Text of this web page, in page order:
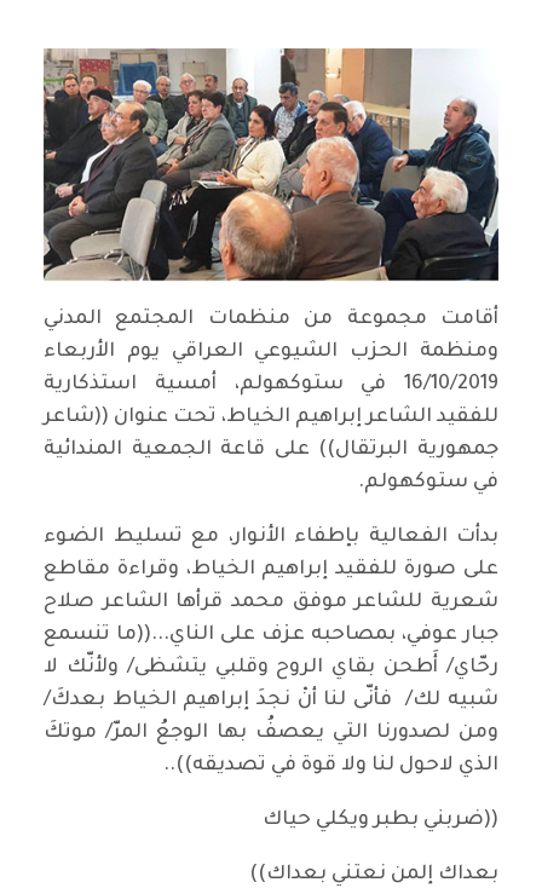
أقامت مجموعة من منظمات المجتمع المدني
ومنظمة الحزب الشيوعي العراقي يوم الأربعاء
16/10/2019 في ستوكهولم، أمسية استذكارية
للفقيد الشاعر إبراهيم الخياط، تحت عنوان ((شاعر
جمهورية البرتقال)) على قاعة الجمعية المندائية
في ستوكهولم.
بدأت الفعالية بإطفاء الأنوار، مع تسليط الضوء
على صورة للفقيد إبراهيم الخياط، وقراءة مقاطع
شعرية للشاعر موفق محمد قرأها الشاعر صلاح
جبار عوفي، بمصاحبه عزف على الناي...((ما تنسمع
رحّاي/ أَطحن بقاي الروح وقلبي يتشظى/ ولأنّك لا
شبيه لك/ فأنّى لنا أنْ نجدَ إبراهيم الخياط بعدكَ/
ومن لصدورنا التي يعصفُ بها الوجعُ المرّ/ موتكَ
الذي لاحول لنا ولا قوة في تصديقه))..
((ضربني بطبر ويكلي حياك
بعداك إلمن نعتني بعداك))